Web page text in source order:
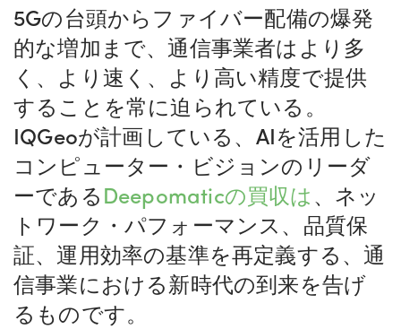
5Gの台頭からファイバー配備の爆発
的な増加まで、通信事業者はより多
く、より速く、より高い精度で提供
することを常に迫られている。
IQGeoが計画している、AIを活用した
コンピューター・ビジョンのリーダ
ーであるDeepomaticの買収は、ネッ
トワーク・パフォーマンス、品質保
証、運用効率の基準を再定義する、通
信事業における新時代の到来を告げ
るものです。